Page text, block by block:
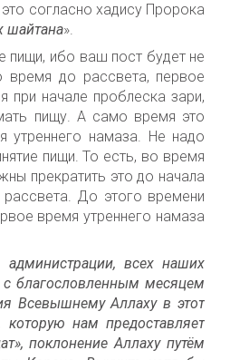
согласно хадису Пророка
шайтана».
пищи, ибо ваш пост будет не
до рассвета, первое
при начале проблеска зари,
пищу. А само время это
утреннего намаза. Не надо
пищи. То есть, во время
прекратить это до начала
До этого времени
время утреннего намаза
всех наших
благословленным месяцем
Всевышнему Аллаху в этот
нам предоставляет
поклонение Аллаху путём